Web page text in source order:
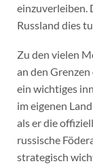
einzuverleiben.
Russland dies
Zu den vielen
an den
ein wichtiges
im eigenen
als er die
russische
strategisch